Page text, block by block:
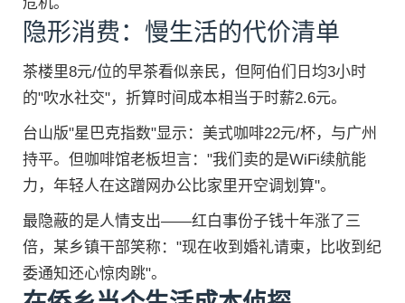
危机。
隐形消费：慢生活的代价清单
茶楼里8元/位的早茶看似亲民，但阿伯们日均3小时
的"吹水社交"，折算时间成本相当于时薪2.6元。
台山版"星巴克指数"显示：美式咖啡22元/杯，与广州
持平。但咖啡馆老板坦言："我们卖的是WiFi续航能
力，年轻人在这蹭网办公比家里开空调划算"。
最隐蔽的是人情支出——红白事份子钱十年涨了三
倍，某乡镇干部笑称："现在收到婚礼请柬，比收到纪
委通知还心惊肉跳"。